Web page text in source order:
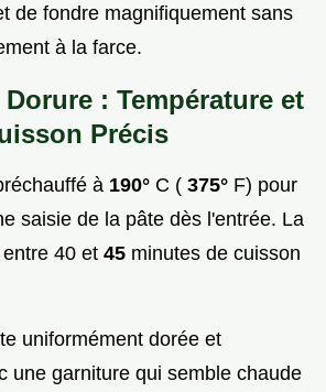
de fondre magnifiquement sans
à la farce.
: Température et
Précis
à 190° C ( 375° F) pour
saisie de la pâte dès l'entrée. La
40 et 45 minutes de cuisson
uniformément dorée et
une garniture qui semble chaude